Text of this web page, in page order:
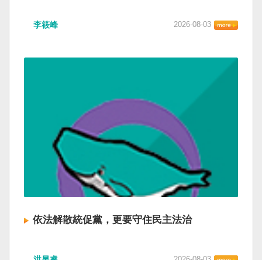
李筱峰 2026-08-03
依法解散統促黨，更要守住民主法治